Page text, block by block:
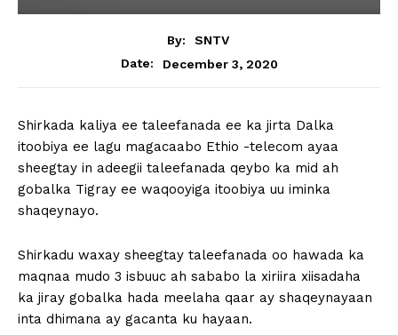
By:
SNTV
Date:
December 3, 2020
Shirkada kaliya ee taleefanada ee ka jirta Dalka
itoobiya ee lagu magacaabo Ethio -telecom ayaa
sheegtay in adeegii taleefanada qeybo ka mid ah
gobalka Tigray ee waqooyiga itoobiya uu iminka
shaqeynayo.
Shirkadu waxay sheegtay taleefanada oo hawada ka
maqnaa mudo 3 isbuuc ah sababo la xiriira xiisadaha
ka jiray gobalka hada meelaha qaar ay shaqeynayaan
inta dhimana ay gacanta ku hayaan.